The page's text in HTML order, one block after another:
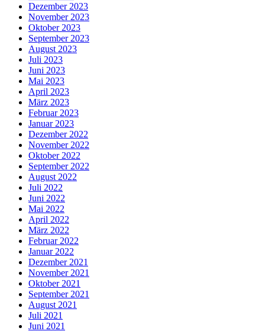
Dezember 2023
November 2023
Oktober 2023
September 2023
August 2023
Juli 2023
Juni 2023
Mai 2023
April 2023
März 2023
Februar 2023
Januar 2023
Dezember 2022
November 2022
Oktober 2022
September 2022
August 2022
Juli 2022
Juni 2022
Mai 2022
April 2022
März 2022
Februar 2022
Januar 2022
Dezember 2021
November 2021
Oktober 2021
September 2021
August 2021
Juli 2021
Juni 2021